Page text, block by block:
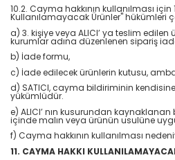
10.2. Cayma hakkının kullanılması
Kullanılamayacak Ürünler" hükümleri
a) 3. kişiye veya ALICI’ ya teslim
kurumlar adına düzenlenen sipariş
b) İade formu,
c) İade edilecek ürünlerin kutusu,
d) SATICI, cayma bildiriminin
yükümlüdür.
e) ALICI’ nın kusurundan
içinde malın veya ürünün usulüne
f) Cayma hakkının kullanılması
11. CAYMA HAKKI